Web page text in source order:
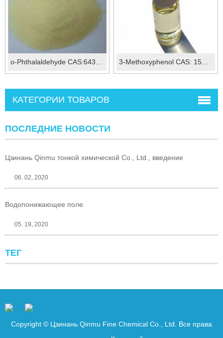
КАТЕГОРИИ ТОВАРОВ
ПОСЛЕДНИЕ НОВОСТИ
Цзинань Qinmu тонкой химической Co., Ltd., введение
06. 02, 2020
Водопонижающее поле
05. 19, 2020
ТЕГ
Copyright © Цзинань Qinmu Fine Chemical Co., Ltd. Все права